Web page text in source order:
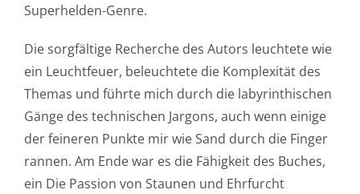
Superhelden-Genre.
Die sorgfältige Recherche des Autors leuchtete wie
ein Leuchtfeuer, beleuchtete die Komplexität des
Themas und führte mich durch die labyrinthischen
Gänge des technischen Jargons, auch wenn einige
der feineren Punkte mir wie Sand durch die Finger
rannen. Am Ende war es die Fähigkeit des Buches,
ein Die Passion von Staunen und Ehrfurcht
Exploring
the
Intersection